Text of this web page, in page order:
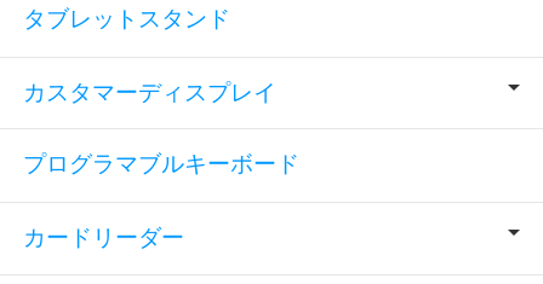
タブレットスタンド
カスタマーディスプレイ
プログラマブルキーボード
カードリーダー